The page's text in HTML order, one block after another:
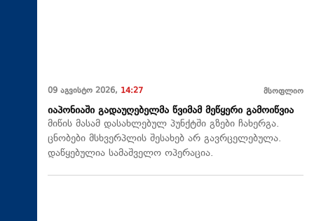
09 აგვისტო 2026, 14:27 მსოფლიო
იაპონიაში გადაუღებელმა წვიმამ მეწყერი გამოიწვია
მიწის მასამ დასახლებულ პუნქტში გზები ჩახერგა.
ცნობები მსხვერპლის შესახებ არ გავრცელებულა.
დაწყებულია სამაშველო ოპერაცია.